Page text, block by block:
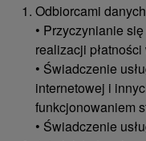
Odbiorcami
• Przyczynianie
realizacji
• Świadczenie
internetowej i
funkcjonowaniem
• Świadczenie